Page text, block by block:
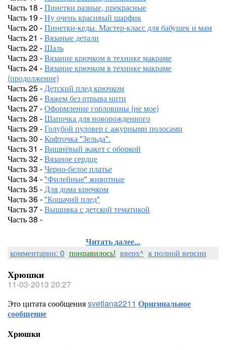
Часть 18 -Пинетки разные, прекрасные
Часть 19 -Ну очень красивый шарфик
Часть 20 -Пинетки-кеды. Мастер-класс для бабушек и мам
Часть 21 -Вязаные детали
Часть 22 -Шаль
Часть 23 -Вязание крючком в технике макраме
Часть 24 -Вязание крючком в технике макраме
(продолжение)
Часть 25 -Детский плед крючком
Часть 26 -Вяжем без отрыва нити
Часть 27 -Оформление горловины (не мое)
Часть 28 -Шапочка для новорожденного
Часть 29 -Голубой пуловер с ажурными полосами
Часть 30 -Кофточка "Зельда".
Часть 31 -Вишнёвый жакет с оборкой
Часть 32 -Вязаное сердце
Часть 33 -Черно-белое платье
Часть 34 -"Филейные" животные
Часть 35 -Для дома крючком
Часть 36 -"Кошачий плед"
Часть 37 -Вышивка с детской тематикой
Часть 38 -
Читать далее...
комментарии: 0 понравилось! вверх^ к полной версии
Хрюшки
11-03-2013 20:27
Это цитата сообщенияsvetlana2211 Оригинальное
сообщение
Хрюшки